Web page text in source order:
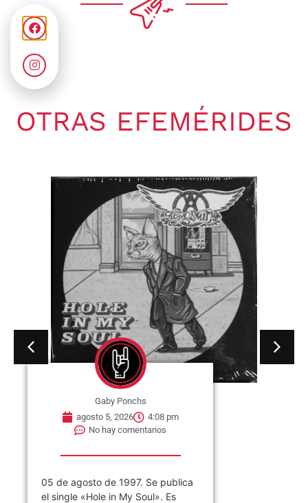
OTRAS EFEMÉRIDES
Gaby Ponchs
agosto 5, 2026
4:08 pm
No hay comentarios
05 de agosto de 1997. Se publica
el single «Hole in My Soul». Es